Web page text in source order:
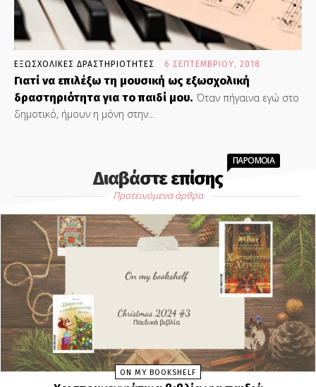
ΕΞΩΣΧΟΛΙΚΕΣ ΔΡΑΣΤΗΡΙΟΤΗΤΕΣ 6 ΣΕΠΤΕΜΒΡΊΟΥ, 2018
Γιατί να επιλέξω τη μουσική ως εξωσχολική
δραστηριότητα για το παιδί μου. Όταν πήγαινα εγώ στο
δημοτικό, ήμουν η μόνη στην...
Διαβάστε επίσης
ΠΑΡΟΜΟΙΑ
Προτεινόμενα άρθρα
ON MY BOOKSHELF